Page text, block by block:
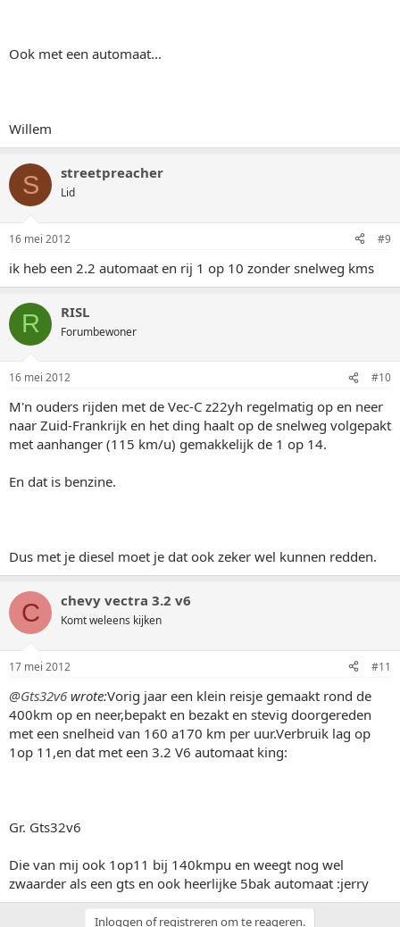
Ook met een automaat...
Willem
S streetpreacher
Lid
16 mei 2012 #9
ik heb een 2.2 automaat en rij 1 op 10 zonder snelweg kms
R RISL
Forumbewoner
16 mei 2012 #10
M'n ouders rijden met de Vec-C z22yh regelmatig op en neer
naar Zuid-Frankrijk en het ding haalt op de snelweg volgepakt
met aanhanger (115 km/u) gemakkelijk de 1 op 14.
En dat is benzine.
Dus met je diesel moet je dat ook zeker wel kunnen redden.
C chevy vectra 3.2 v6
Komt weleens kijken
17 mei 2012 #11
@Gts32v6 wrote:Vorig jaar een klein reisje gemaakt rond de
400km op en neer,bepakt en bezakt en stevig doorgereden
met een snelheid van 160 a170 km per uur.Verbruik lag op
1op 11,en dat met een 3.2 V6 automaat king:
Gr. Gts32v6
Die van mij ook 1op11 bij 140kmpu en weegt nog wel
zwaarder als een gts en ook heerlijke 5bak automaat :jerry
Inloggen of registreren om te reageren.